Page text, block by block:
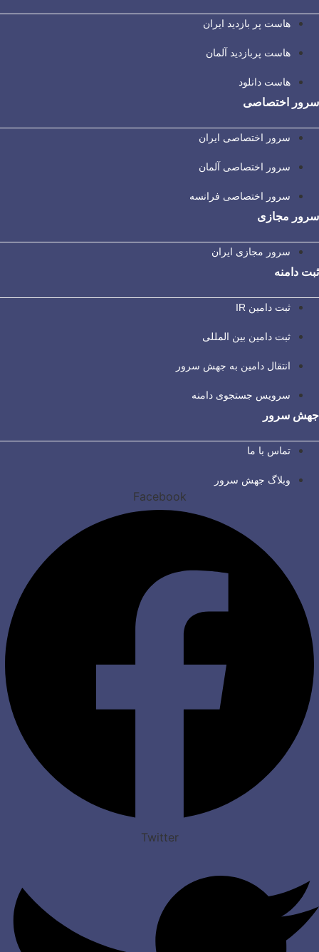
هاست پر بازدید ایران
هاست پربازدید آلمان
هاست دانلود
سرور اختصاصی
سرور اختصاصی ایران
سرور اختصاصی آلمان
سرور اختصاصی فرانسه
سرور مجازی
سرور مجازی ایران
ثبت دامنه
ثبت دامین IR
ثبت دامین بین المللی
انتقال دامین به جهش سرور
سرویس جستجوی دامنه
جهش سرور
تماس با ما
وبلاگ جهش سرور
Facebook
Twitter